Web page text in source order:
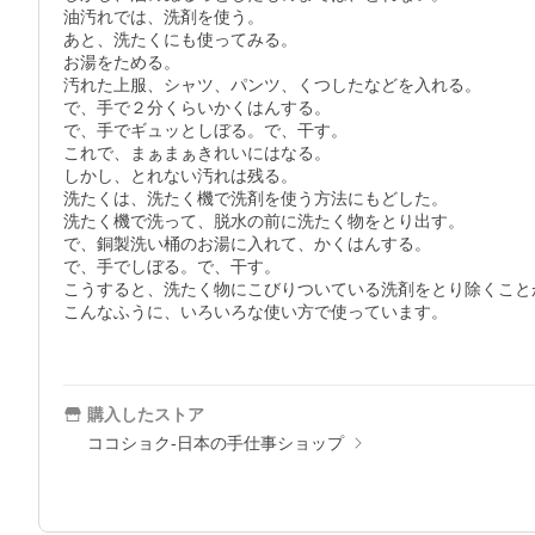
油汚れでは、洗剤を使う。
あと、洗たくにも使ってみる。
お湯をためる。
汚れた上服、シャツ、パンツ、くつしたなどを入れる。
で、手で２分くらいかくはんする。
で、手でギュッとしぼる。で、干す。
これで、まぁまぁきれいにはなる。
しかし、とれない汚れは残る。
洗たくは、洗たく機で洗剤を使う方法にもどした。
洗たく機で洗って、脱水の前に洗たく物をとり出す。
で、銅製洗い桶のお湯に入れて、かくはんする。
で、手でしぼる。で、干す。
こうすると、洗たく物にこびりついている洗剤をとり除くこと
こんなふうに、いろいろな使い方で使っています。
購入したストア
ココショク-日本の手仕事ショップ